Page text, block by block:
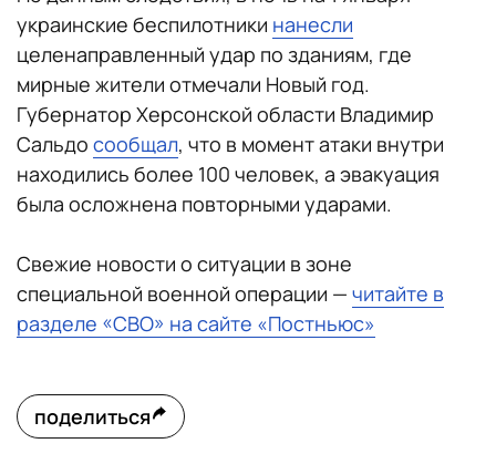
украинские беспилотники нанесли
целенаправленный удар по зданиям, где
мирные жители отмечали Новый год.
Губернатор Херсонской области Владимир
Сальдо сообщал, что в момент атаки внутри
находились более 100 человек, а эвакуация
была осложнена повторными ударами.
Свежие новости о ситуации в зоне
специальной военной операции — читайте в
разделе «СВО» на сайте «Постньюс»
поделиться